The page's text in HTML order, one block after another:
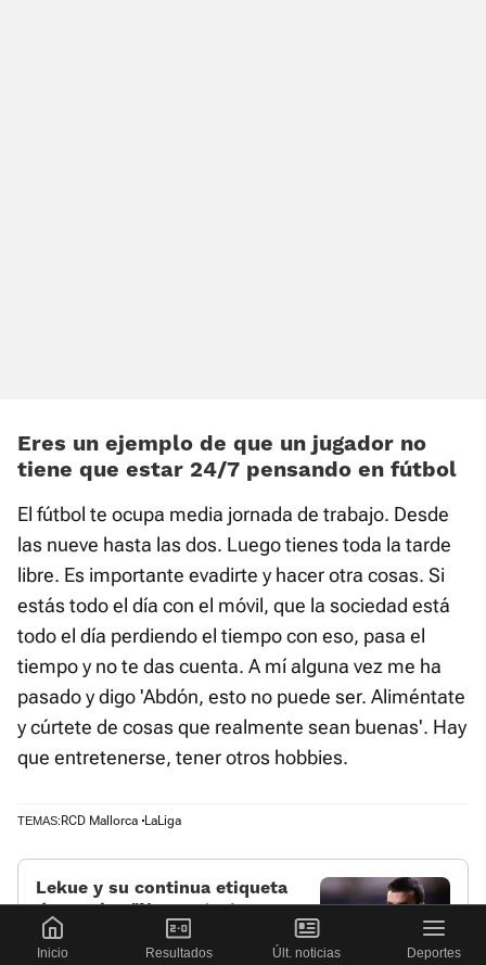
Eres un ejemplo de que un jugador no
tiene que estar 24/7 pensando en fútbol
El fútbol te ocupa media jornada de trabajo. Desde
las nueve hasta las dos. Luego tienes toda la tarde
libre. Es importante evadirte y hacer otra cosas. Si
estás todo el día con el móvil, que la sociedad está
todo el día perdiendo el tiempo con eso, pasa el
tiempo y no te das cuenta. A mí alguna vez me ha
pasado y digo 'Abdón, esto no puede ser. Aliméntate
y cúrtete de cosas que realmente sean buenas'. Hay
que entretenerse, tener otros hobbies.
TEMAS: RCD Mallorca LaLiga
Lekue y su continua etiqueta
de parche: «Nunca gusta que
no valoren tu trabajo; ahora
creo que está cambiando»
Inicio Resultados Últ. noticias Deportes